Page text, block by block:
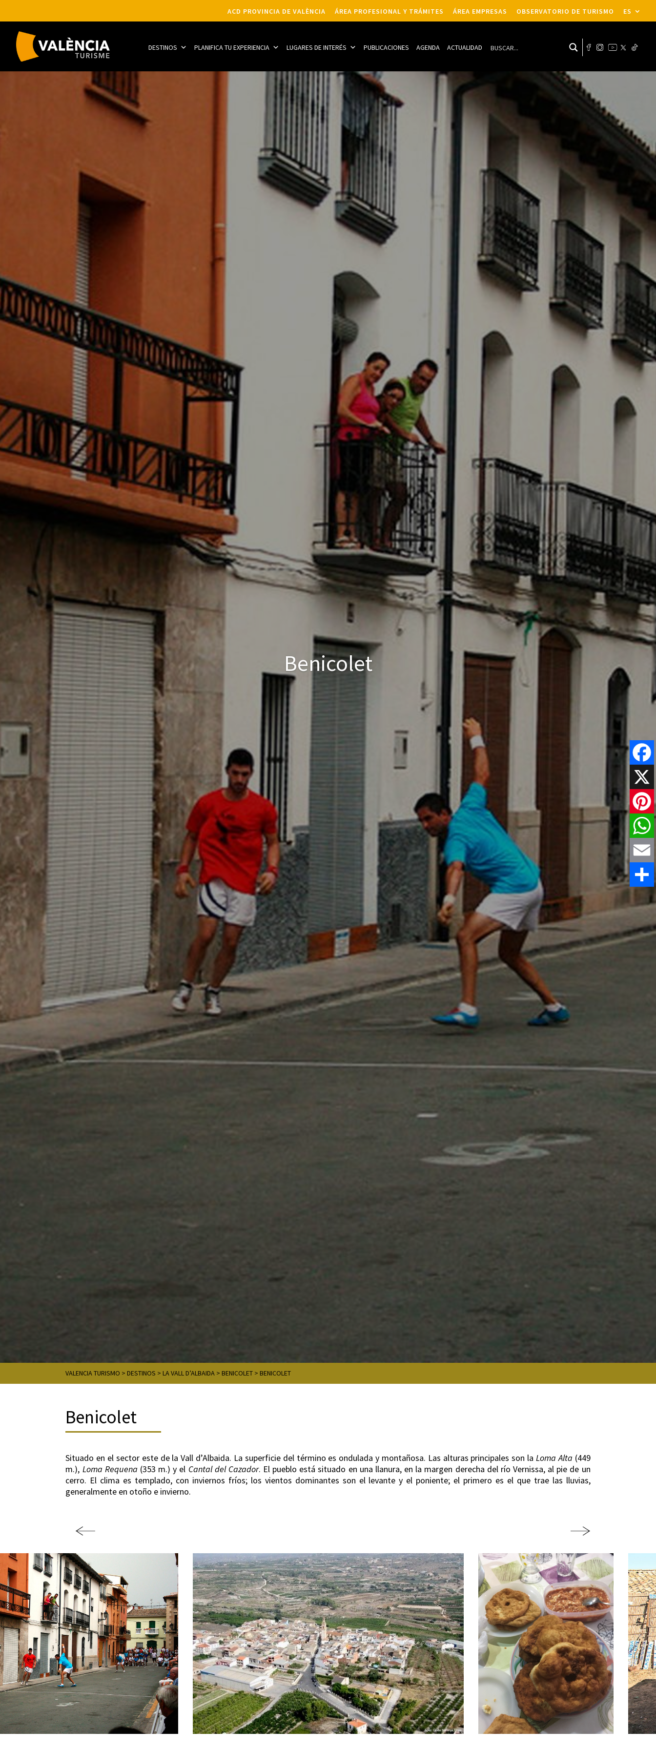
ACD PROVINCIA DE VALÈNCIA ÁREA PROFESIONAL Y TRÁMITES ÁREA EMPRESAS OBSERVATORIO DE TURISMO ES
DESTINOS PLANIFICA TU EXPERIENCIA LUGARES DE INTERÉS PUBLICACIONES AGENDA ACTUALIDAD
Benicolet
VALENCIA TURISMO >DESTINOS >LA VALL D’ALBAIDA >BENICOLET >BENICOLET
Benicolet
Situado en el sector este de la Vall d’Albaida. La superficie del término es ondulada y montañosa. Las alturas principales son la Loma Alta (449
m.), Loma Requena (353 m.) y el Cantal del Cazador. El pueblo está situado en una llanura, en la margen derecha del río Vernissa, al pie de un
cerro. El clima es templado, con inviernos fríos; los vientos dominantes son el levante y el poniente; el primero es el que trae las lluvias,
generalmente en otoño e invierno.
X
Email